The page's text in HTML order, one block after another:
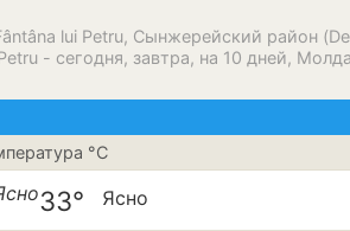
lui Petru, Сынжерейский район
- сегодня, завтра, на 10 дней,
°C
33° Ясно